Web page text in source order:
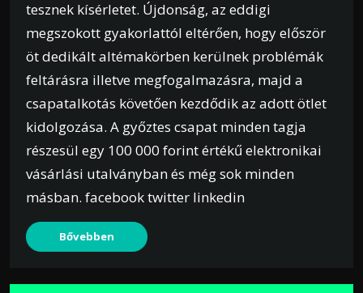
tesznek kísérletet. Újdonság, az eddigi
megszokott gyakorlattól eltérően, hogy először
öt dedikált altémakörben kerülnek problémák
feltárásra illetve megfogalmazásra, majd a
csapatalkotás követően kezdődik az adott ötlet
kidolgozása. A győztes csapat minden tagja
részesül egy 100 000 forint értékű elektronikai
vásárlási utalványban és még sok minden
másban. facebook twitter linkedin
Bővebben